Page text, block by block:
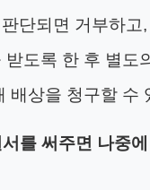
단되면 거부하고
받도록 한 후 별도
배상을 청구할 수
를 써주면 나중